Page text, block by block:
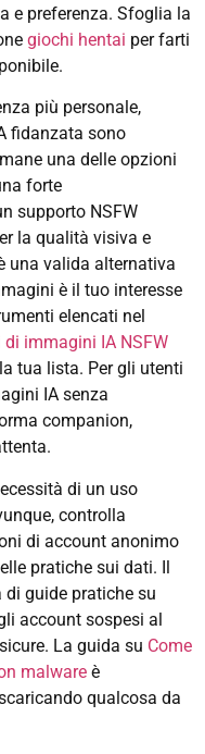
e preferenza. Sfoglia la
giochi hentai per farti
più personale,
fidanzata sono
una delle opzioni
forte
supporto NSFW
la qualità visiva e
una valida alternativa
è il tuo interesse
elencati nel
immagini IA NSFW
tua lista. Per gli utenti
IA senza
companion,
di un uso
controlla
di account anonimo
pratiche sui dati. Il
di guide pratiche su
account sospesi al
La guida su Come
malware è
qualcosa da